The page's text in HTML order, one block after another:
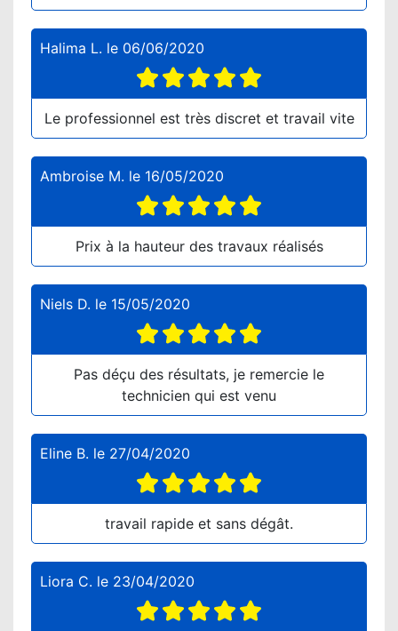
Halima L. le 06/06/2020
Le professionnel est très discret et travail vite
Ambroise M. le 16/05/2020
Prix à la hauteur des travaux réalisés
Niels D. le 15/05/2020
Pas déçu des résultats, je remercie le
technicien qui est venu
Eline B. le 27/04/2020
travail rapide et sans dégât.
Liora C. le 23/04/2020